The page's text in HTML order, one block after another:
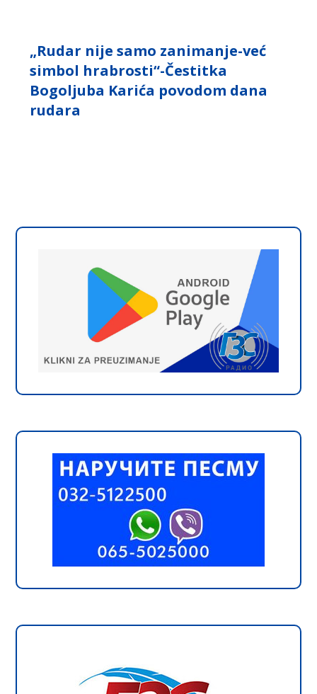
„Rudar nije samo zanimanje-već
simbol hrabrosti“-Čestitka
Bogoljuba Karića povodom dana
rudara